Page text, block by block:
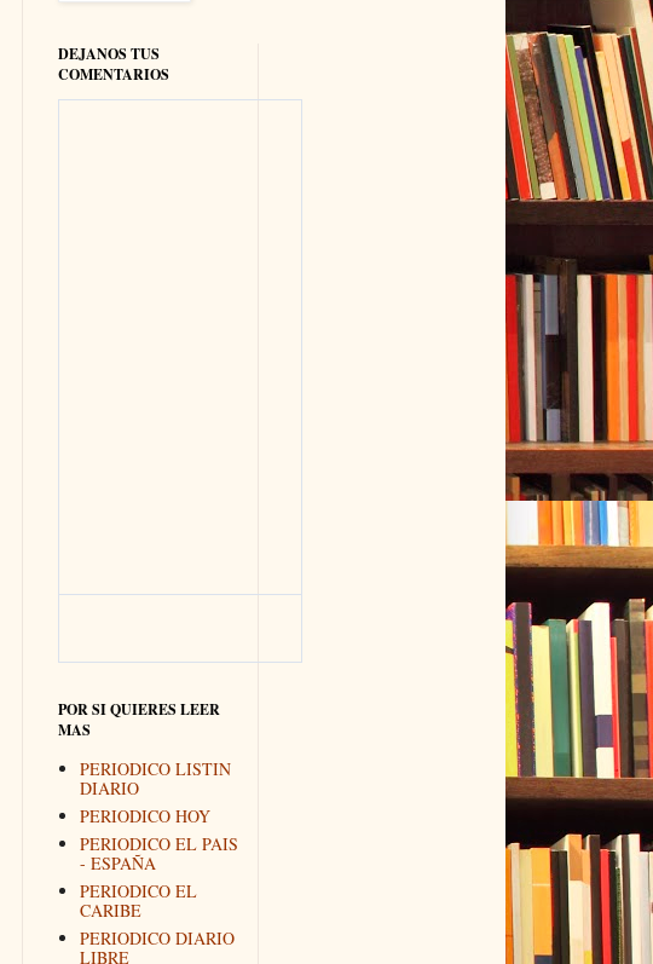
DEJANOS TUS
COMENTARIOS
POR SI QUIERES LEER
MAS
PERIODICO LISTIN
DIARIO
PERIODICO HOY
PERIODICO EL PAIS
- ESPAÑA
PERIODICO EL
CARIBE
PERIODICO DIARIO
LIBRE